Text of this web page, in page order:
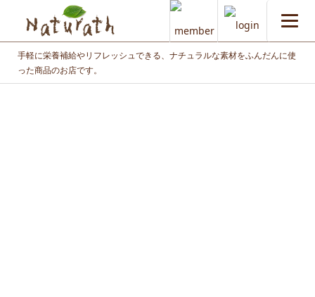
手軽に栄養補給やリフレッシュできる、ナチュラルな素材をふんだんに使
った商品のお店です。